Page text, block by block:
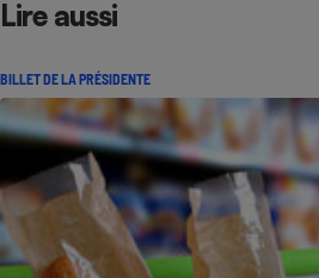
Lire aussi
BILLET DE LA PRÉSIDENTE